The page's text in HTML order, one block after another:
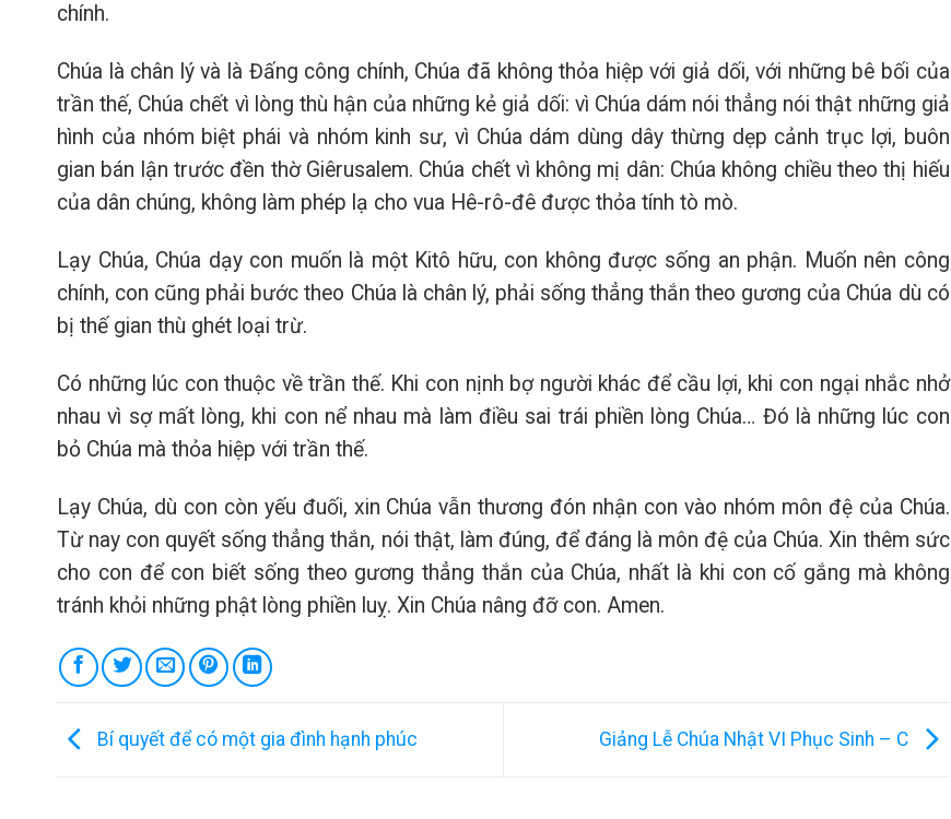
chính.
Chúa là chân lý và là Đấng công chính, Chúa đã không thỏa hiệp với giả dối, với những bê bối của
trần thế, Chúa chết vì lòng thù hận của những kẻ giả dối: vì Chúa dám nói thẳng nói thật những giả
hình của nhóm biệt phái và nhóm kinh sư, vì Chúa dám dùng dây thừng dẹp cảnh trục lợi, buôn
gian bán lận trước đền thờ Giêrusalem. Chúa chết vì không mị dân: Chúa không chiều theo thị hiếu
của dân chúng, không làm phép lạ cho vua Hê-rô-đê được thỏa tính tò mò.
Lạy Chúa, Chúa dạy con muốn là một Kitô hữu, con không được sống an phận. Muốn nên công
chính, con cũng phải bước theo Chúa là chân lý, phải sống thẳng thắn theo gương của Chúa dù có
bị thế gian thù ghét loại trừ.
Có những lúc con thuộc về trần thế. Khi con nịnh bợ người khác để cầu lợi, khi con ngại nhắc nhở
nhau vì sợ mất lòng, khi con nể nhau mà làm điều sai trái phiền lòng Chúa… Đó là những lúc con
bỏ Chúa mà thỏa hiệp với trần thế.
Lạy Chúa, dù con còn yếu đuối, xin Chúa vẫn thương đón nhận con vào nhóm môn đệ của Chúa.
Từ nay con quyết sống thẳng thắn, nói thật, làm đúng, để đáng là môn đệ của Chúa. Xin thêm sức
cho con để con biết sống theo gương thẳng thắn của Chúa, nhất là khi con cố gắng mà không
tránh khỏi những phật lòng phiền luỵ. Xin Chúa nâng đỡ con. Amen.
Bí quyết để có một gia đình hạnh phúc Giảng Lễ Chúa Nhật VI Phục Sinh – C